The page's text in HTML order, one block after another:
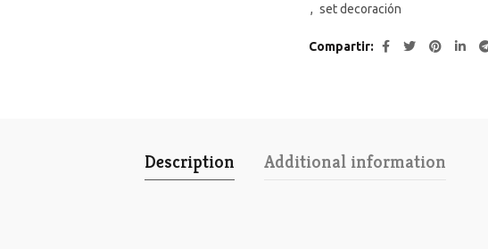
, set decoración
Compartir
Description Additional information